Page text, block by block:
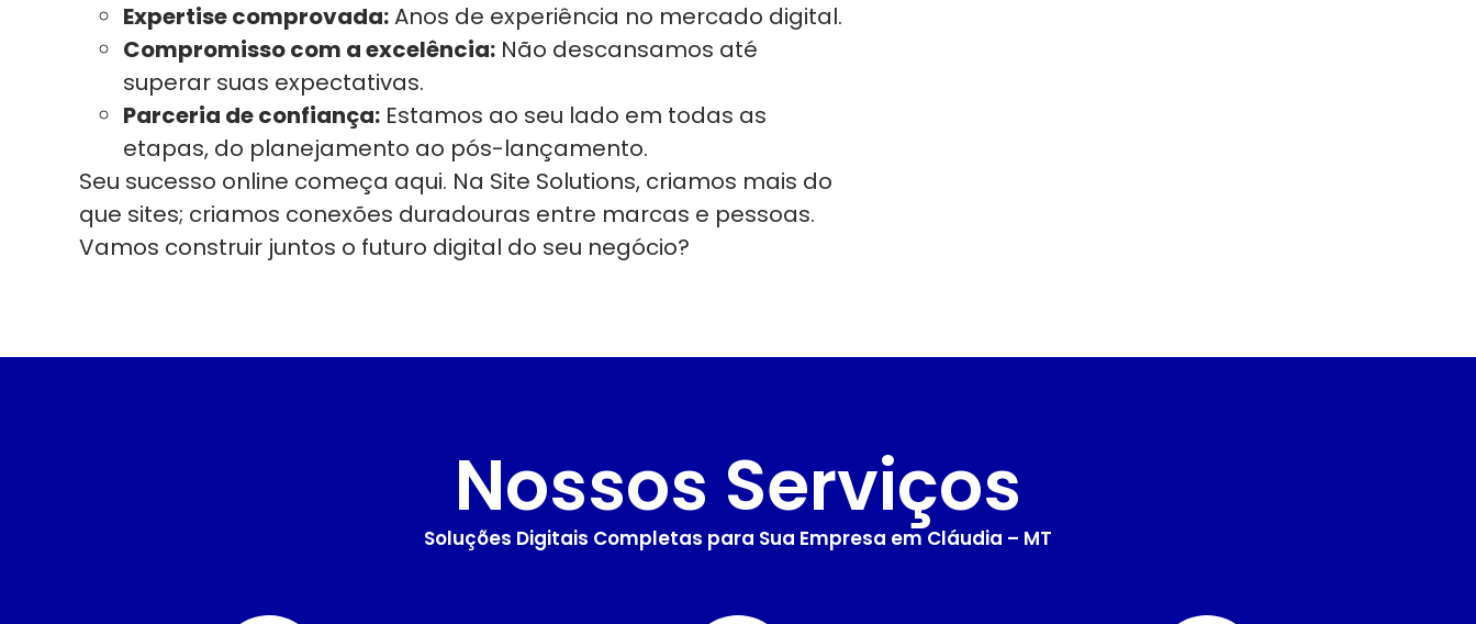
Expertise comprovada:Anos de experiência no mercado digital.
Compromisso com a excelência: Não descansamos até
superar suas expectativas.
Parceria de confiança: Estamos ao seu lado em todas as
etapas, do planejamento ao pós-lançamento.
Seu sucesso online começa aqui. Na Site Solutions, criamos mais do
que sites; criamos conexões duradouras entre marcas e pessoas.
Vamos construir juntos o futuro digital do seu negócio?
Nossos Serviços
Soluções Digitais Completas para Sua Empresa em Cláudia – MT